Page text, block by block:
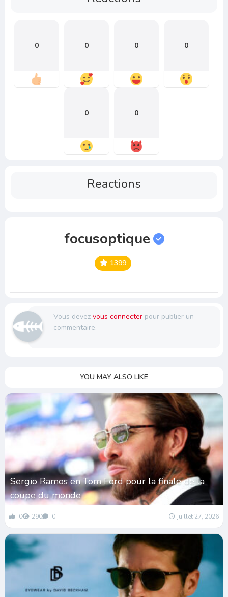
0 0 0 0
0 0
Reactions
focusoptique
1399
Vous devez vous connecterpour publier un
commentaire.
YOU MAY ALSO LIKE
Sergio Ramos en Tom Ford pour la finale de la
coupe du monde
0 290 0 juillet 27, 2026